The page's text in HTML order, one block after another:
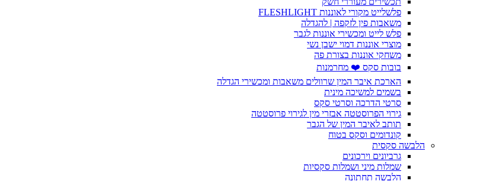
פלשלייט מקורי לאוננות FLESHLIGHT
משאבות פין לזקפה | להגדלה
פלש לייט ומכשירי אוננות לגבר
מוצרי אוננות דמוי ישבן נשי
משחקי אוננות בצורת פה
בובות סקס ❤️ מחרמנות
הארכת איבר המין שרוולים משאבות ומכשירי הגדלה
בשמים למשיכה מינית
סרטי הדרכה וסרטי סקס
גירוי הפרוסטטה אבזרי מין לגירוי פרוסטטה
תותב לאיבר המין של הגבר
קונדומים וסקס בטוח
הלבשה סקסית
גרביונים וירכונים
שמלות מיני ושמלות סקסיות
הלבשה תחתונה